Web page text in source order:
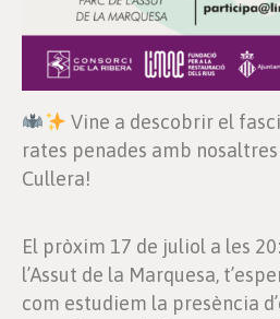
Vine a descobrir el
rates penades amb
Cullera!
El pròxim 17 de juliol a les
l’Assut de la Marquesa,
com estudiem la presència